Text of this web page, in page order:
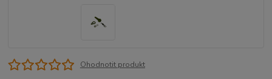
Ohodnotit produkt